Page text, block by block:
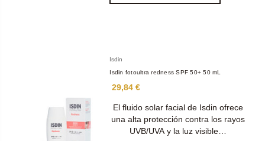
Isdin
Isdin fotoultra redness SPF 50+ 50 mL
29,84 €
El fluido solar facial de Isdin ofrece
una alta protección contra los rayos
UVB/UVA y la luz visible…